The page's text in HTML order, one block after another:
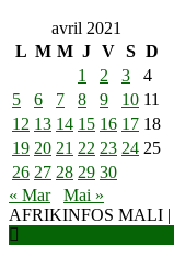
avril 2021
L M M J V S D
1
2 3
4
5
6 7 8 9 10 11
12 13 14 15 16 17 18
19 20 21 22 23 24 25
26 27 28 29 30
« Mar
Mai »
AFRIKINFOS MALI |